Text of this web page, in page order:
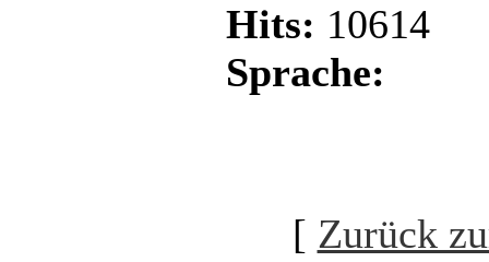
Hits: 10614
Sprache:
[ Zurück